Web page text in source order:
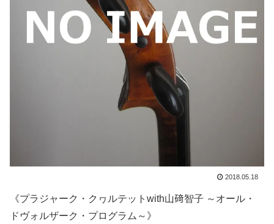
2018.05.18
《プラジャーク・クヮルテットwith山𥔎智子 ～オール・
ドヴォルザーク・プログラム～》